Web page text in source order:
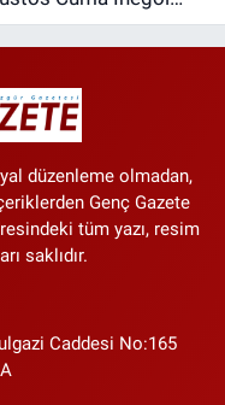
düzenleme olmadan,
Genç Gazete
tüm yazı, resim
saklıdır.
Caddesi No:165